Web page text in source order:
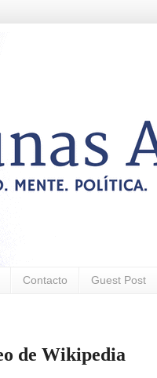
Contacto Guest Post
de Wikipedia